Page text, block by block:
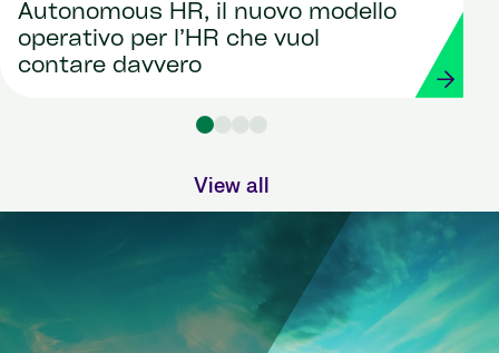
Autonomous HR, il nuovo modello
operativo per l’HR che vuol
contare davvero
View all